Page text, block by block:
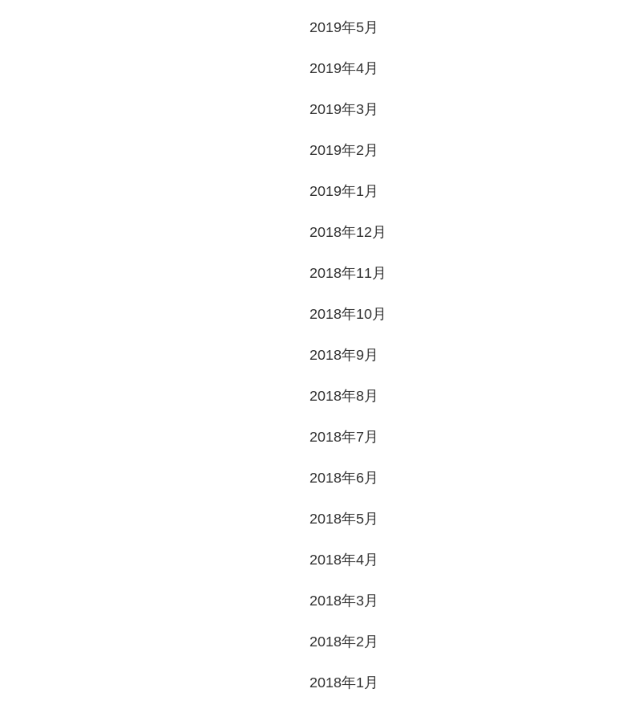
2019年5月
2019年4月
2019年3月
2019年2月
2019年1月
2018年12月
2018年11月
2018年10月
2018年9月
2018年8月
2018年7月
2018年6月
2018年5月
2018年4月
2018年3月
2018年2月
2018年1月